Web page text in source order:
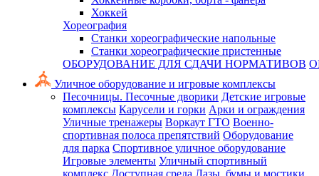
Хоккей
Хореография
Станки хореографические напольные
Станки хореографические пристенные
ОБОРУДОВАНИЕ ДЛЯ СДАЧИ НОРМАТИВОВ
Уличное оборудование и игровые комплексы
Песочницы. Песочные дворики Детские игровые
комплексы Карусели и горки Арки и ограждения
Уличные тренажеры Воркаут ГТО Военно-
спортивная полоса препятствий Оборудование
для парка Спортивное уличное оборудование
Игровые элементы Уличный спортивный
комплекс Доступная среда Лазы, бумы и мостики